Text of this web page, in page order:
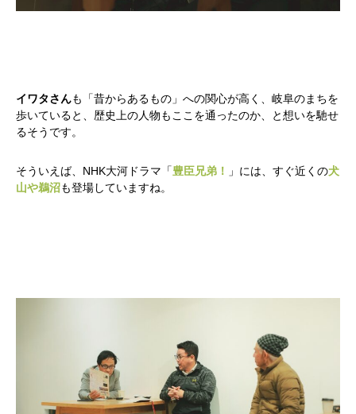
イワタさんも「昔からあるもの」への関心が高く、岐阜のまちを
歩いていると、歴史上の人物もここを通ったのか、と想いを馳せ
るそうです。
そういえば、NHK大河ドラマ「豊臣兄弟！ 」には、すぐ近くの犬
山や鵜沼も登場していますね。